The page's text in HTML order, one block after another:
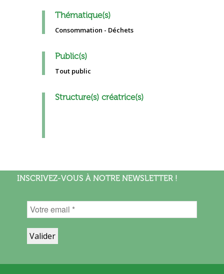
Thématique(s)
Consommation - Déchets
Public(s)
Tout public
Structure(s) créatrice(s)
INSCRIVEZ-VOUS À NOTRE NEWSLETTER !